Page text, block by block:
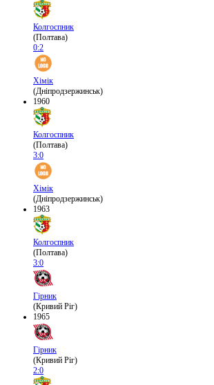
Колгоспник
(Полтава)
0:2
Хімік
(Дніпродзержинськ)
1960
Колгоспник
(Полтава)
3:0
Хімік
(Дніпродзержинськ)
1963
Колгоспник
(Полтава)
3:0
Гірник
(Кривий Ріг)
1965
Гірник
(Кривий Ріг)
2:0